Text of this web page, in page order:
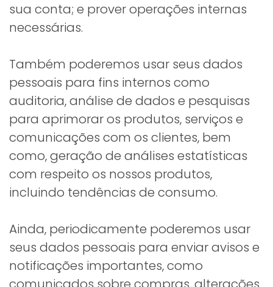
sua conta; e prover operações internas
necessárias.
Também poderemos usar seus dados
pessoais para fins internos como
auditoria, análise de dados e pesquisas
para aprimorar os produtos, serviços e
comunicações com os clientes, bem
como, geração de análises estatísticas
com respeito os nossos produtos,
incluindo tendências de consumo.
Ainda, periodicamente poderemos usar
seus dados pessoais para enviar avisos e
notificações importantes, como